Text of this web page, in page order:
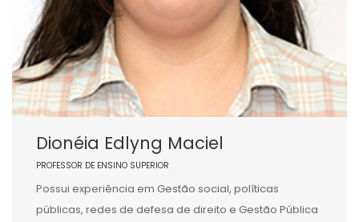
Dionéia Edlyng Maciel
PROFESSOR DE ENSINO SUPERIOR
Possui experiência em Gestão social, políticas
públicas, redes de defesa de direito e Gestão Pública